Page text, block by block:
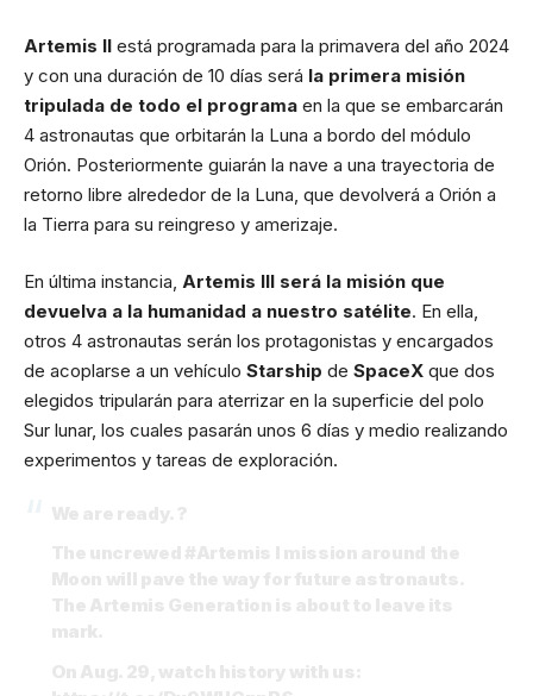
Artemis II está programada para la primavera del año 2024
y con una duración de 10 días será la primera misión
tripulada de todo el programa en la que se embarcarán
4 astronautas que orbitarán la Luna a bordo del módulo
Orión. Posteriormente guiarán la nave a una trayectoria de
retorno libre alrededor de la Luna, que devolverá a Orión a
la Tierra para su reingreso y amerizaje.
En última instancia, Artemis III será la misión que
devuelva a la humanidad a nuestro satélite. En ella,
otros 4 astronautas serán los protagonistas y encargados
de acoplarse a un vehículo Starship de SpaceX que dos
elegidos tripularán para aterrizar en la superficie del polo
Sur lunar, los cuales pasarán unos 6 días y medio realizando
experimentos y tareas de exploración.